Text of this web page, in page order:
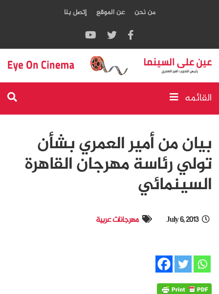
من نحن عن الموقع إتصل بنا
القائمه
بيان من أمير العمري بشأن
تولي رئاسة مهرجان القاهرة
السينمائي
July 6, 2013 مهرجانات عربية